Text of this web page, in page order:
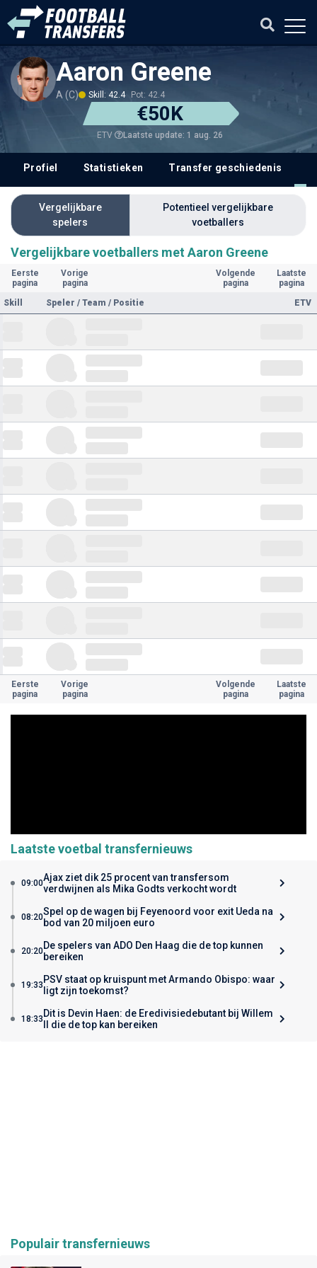
Aaron Greene
A (C) Skill: 42.4 Pot: 42.4
€50K
ETV Laatste update: 1 aug. 26
Profiel Statistieken Transfer geschiedenis
Vergelijkbare
spelers
Potentieel vergelijkbare
voetballers
Vergelijkbare voetballers met Aaron Greene
Eerste
pagina
Vorige
pagina
Volgende
pagina
Laatste
pagina
Skill
Speler / Team / Positie ETV
Eerste
pagina
Vorige
pagina
Volgende
pagina
Laatste
pagina
Laatste voetbal transfernieuws
09:00Ajax ziet dik 25 procent van transfersom
verdwijnen als Mika Godts verkocht wordt
08:20Spel op de wagen bij Feyenoord voor exit Ueda na
bod van 20 miljoen euro
20:20De spelers van ADO Den Haag die de top kunnen
bereiken
19:33 PSV staat op kruispunt met Armando Obispo: waar
ligt zijn toekomst?
18:33 Dit is Devin Haen: de Eredivisiedebutant bij Willem
II die de top kan bereiken
Populair transfernieuws